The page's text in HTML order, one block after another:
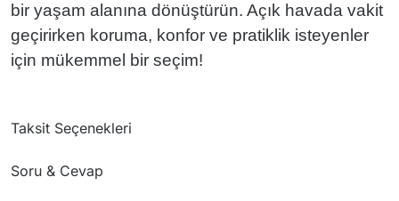
bir yaşam alanına dönüştürün. Açık havada vakit
geçirirken koruma, konfor ve pratiklik isteyenler
için mükemmel bir seçim!
Taksit Seçenekleri
Soru & Cevap